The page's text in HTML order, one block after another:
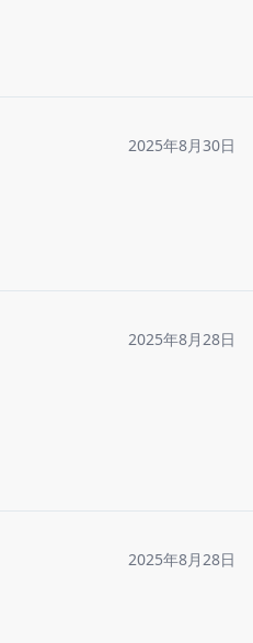
2025年8月30日
2025年8月28日
2025年8月28日